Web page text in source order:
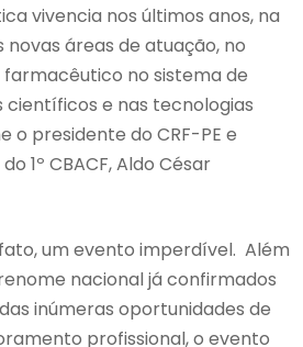
vivencia nos últimos anos, na
áreas de atuação, no
no sistema de
científicos e nas tecnologias
o presidente do CRF-PE e
1º CBACF, Aldo César
fato, um evento imperdível. Além
nacional já confirmados
inúmeras oportunidades de
profissional, o evento